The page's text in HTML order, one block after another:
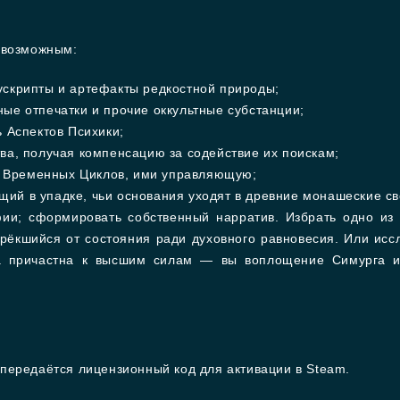
возможным:
и артефакты редкостной природы;
отпечатки и прочие оккультные субстанции;
Аспектов Психики;
получая компенсацию за содействие их поискам;
Циклов, ими управляющую;
в упадке, чьи основания уходят в древние монашеские
сформировать собственный нарратив. Избрать одно
от состояния ради духовного равновесия. Или
к высшим силам — вы воплощение Симурга
лицензионный код для активации в Steam.